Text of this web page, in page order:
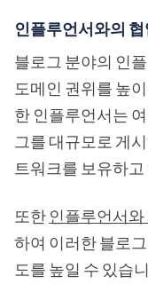
인플루언서와의 협
블로그 분야의 인
도메인 권위를 높
한 인플루언서는
그를 대규모로 게
트워크를 보유하
또한 인플루언서
하여 이러한 블로
도를 높일 수 있습